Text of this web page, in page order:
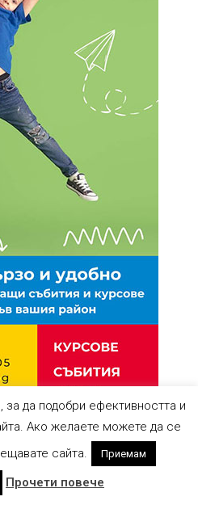
за да подобри ефективността и
Ако желаете можете да се
сайта.
Приемам
Прочети повече